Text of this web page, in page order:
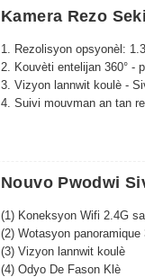
Kamera Rezo
1. Rezolisyon opsyonèl:
2. Kouvèti entelijan 360° -
3. Vizyon lannwit koulè -
4. Suivi mouvman an tan
Nouvo Pwodwi
(1) Koneksyon Wifi 2.4G
(2) Wotasyon
(3) Vizyon lannwit koulè
(4) Odyo De Fason Klè